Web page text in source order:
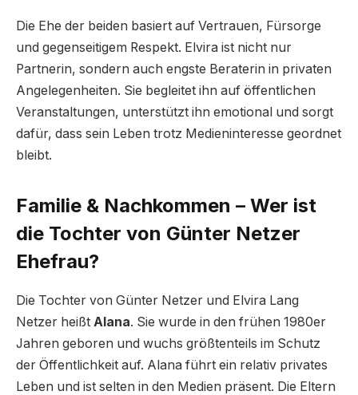
Die Ehe der beiden basiert auf Vertrauen, Fürsorge
und gegenseitigem Respekt. Elvira ist nicht nur
Partnerin, sondern auch engste Beraterin in privaten
Angelegenheiten. Sie begleitet ihn auf öffentlichen
Veranstaltungen, unterstützt ihn emotional und sorgt
dafür, dass sein Leben trotz Medieninteresse geordnet
bleibt.
Familie & Nachkommen – Wer ist
die Tochter von Günter Netzer
Ehefrau?
Die Tochter von Günter Netzer und Elvira Lang
Netzer heißt Alana. Sie wurde in den frühen 1980er
Jahren geboren und wuchs größtenteils im Schutz
der Öffentlichkeit auf. Alana führt ein relativ privates
Leben und ist selten in den Medien präsent. Die Eltern